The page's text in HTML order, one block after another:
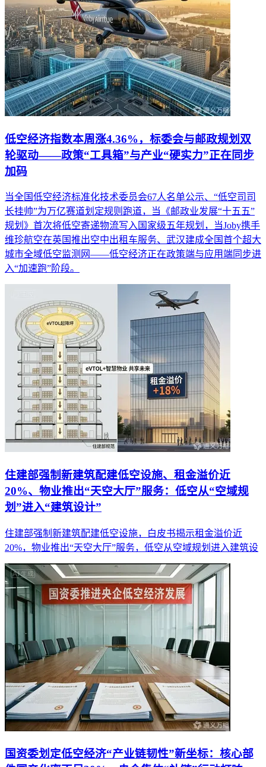
低空经济指数本周涨4.36%，标委会与邮政规划双
轮驱动——政策“工具箱”与产业“硬实力”正在同步
加码
当全国低空经济标准化技术委员会67人名单公示、“低空司司
长挂帅”为万亿赛道划定规则跑道，当《邮政业发展“十五五”
规划》首次将低空寄递物流写入国家级五年规划，当Joby携手
维珍航空在英国推出空中出租车服务、武汉建成全国首个超大
城市全域低空监测网——低空经济正在政策端与应用端同步进
入“加速跑”阶段。
住建部强制新建筑配建低空设施、租金溢价近
20%、物业推出“天空大厅”服务：低空从“空域规
划”进入“建筑设计”
住建部强制新建筑配建低空设施，白皮书揭示租金溢价近
20%，物业推出“天空大厅”服务，低空从空域规划进入建筑设
国资委划定低空经济“产业链韧性”新坐标：核心部